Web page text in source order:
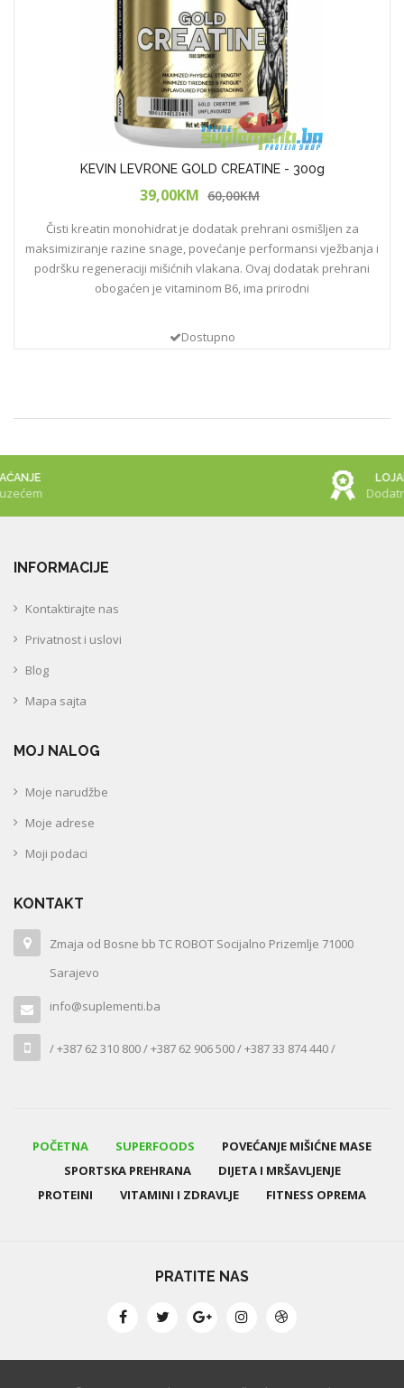
KEVIN LEVRONE GOLD CREATINE - 300g
39,00KM 60,00KM
Čisti kreatin monohidrat je dodatak prehrani osmišljen za
maksimiziranje razine snage, povećanje performansi vježbanja i
podršku regeneraciji mišićnih vlakana. Ovaj dodatak prehrani
obogaćen je vitaminom B6, ima prirodni
Dostupno
INFORMACIJE
Kontaktirajte nas
Privatnost i uslovi
Blog
Mapa sajta
MOJ NALOG
Moje narudžbe
Moje adrese
Moji podaci
KONTAKT
Zmaja od Bosne bb TC ROBOT Socijalno Prizemlje 71000
Sarajevo
info@suplementi.ba
/ +387 62 310 800 / +387 62 906 500 / +387 33 874 440 /
POČETNA SUPERFOODS
POVEĆANJE MIŠIĆNE MASE
SPORTSKA PREHRANA
DIJETA I MRŠAVLJENJE
PROTEINI
VITAMINI I ZDRAVLJE FITNESS OPREMA
PRATITE NAS